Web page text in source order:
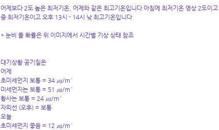
어제보다 2도 높은 최저기온, 어제와 같은 최고기온입니다 아침에 최저기온 영상 2도이
중 최저기온이고 오후 13시 - 14시 낮 최고기온입니다
* 눈비 올 확률은 위 이미지에서 시간별 기상 상태 참조
대기상황 공기질은
어제
초미세먼지 보통 = 34 ㎍/m³
미세먼지는 보통 = 51 ㎍/m³
황사는 보통 = 24 ㎍/m³
자외선 (오후) = 보통
오늘
초미세먼지 좋음 = 12 ㎍/m³